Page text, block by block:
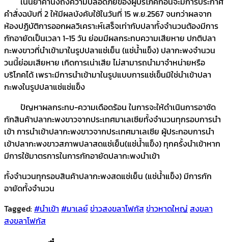
คำสั่งฉบับที่ 2 ให้มีผลบังคับใช้ในวันที่ 15 พ.ย.2567 จนกว่าผลจาก
ห้องปฏิบัติการออกผลวิเคราะห์เสร็จเท่ากับปลาทั้งจำนวนต้องมีการ
กักอายัดเป็นเวลา 1-15 วัน ย่อมมีผลกระทบความเสียหาย ปกติปลา
กะพงขาวที่นำเข้ามาในรูปปลาแช่เย็น (แช่น้ำแข็ง) ปลากะพงจำนวน
วนนี้ย่อมเสียหาย เกิดการเน่าเสีย ไม่สามารถนำมาจำหน่ายหรือ
บริโภคได้ เพราะมีการนำเข้ามาในรูปแบบการแช่เข็นมิใช่นำเข้าปลา
กะพงในรูปปลาแช่แช่แข็ง
ปัญหาผลกระทบ-ความเดือดร้อน ในการจะให้ดำเนินการอาชัด
กักสินค้าปลากะพงขาวจากประเทศมาเลเซียทั้งจำนวนทุกรอบการนำ
เข้า การนำเข้าปลากะพงขาวจากประเทศมาเลเซีย ผู้ประกอบการนำ
เข้าปลากะพงขาวสภาพปลาสดแช่เย็น(แช่น้ำแข็ง) ทุกครั้งนำเข้าหาก
มีการใช้มาตรการในการกักอายัดปลากะพงนำเข้า
ทั้งจำนวนทุกรอบสินค้าปลากะพงสดแช่เย็น (แช่น้ำแข็ง) มีการกัก
อายัดทั้งจำนวน
Tagged:#นำเข้า #มาเลย์ข่าวสงขลาโฟกัสข่าวหาดใหญ่ สงขลา
สงขลาโฟกัส